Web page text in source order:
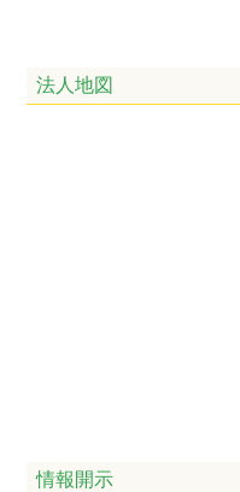
法人地図
情報開示